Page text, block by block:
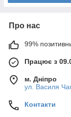
Про нас
99%
Працює з
м. Дніпро
ул. Василя
Контакти